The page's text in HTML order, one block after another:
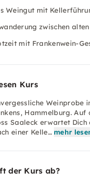
Weingut mit
zwischen
mit Frankenwein-
Kurs
Weinprobe
Hammelburg. Auf
Saaleck erwartet
einer Kelle… mehr
der Kurs ab?